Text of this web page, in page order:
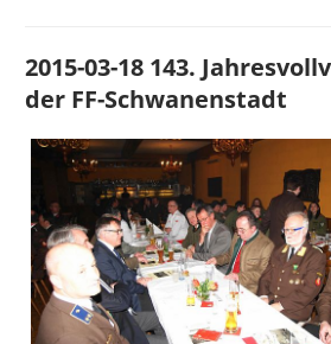
2015-03-18 143.
der FF-Schwanenstadt